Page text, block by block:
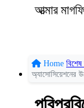
আত্মার
Home বিশেষ
অ্যাসোসিয়েশনের